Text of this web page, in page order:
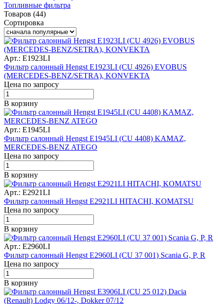
Топливные фильтра
Товаров (44)
Сортировка
Арт.: E1923LI
Фильтр салонный Hengst E1923LI (CU 4926) EVOBUS
(MERCEDES-BENZ/SETRA), KONVEKTA
Цена по запросу
В корзину
Арт.: E1945LI
Фильтр салонный Hengst E1945LI (CU 4408) KAMAZ,
MERCEDES-BENZ ATEGO
Цена по запросу
В корзину
Арт.: E2921LI
Фильтр салонный Hengst E2921LI HITACHI, KOMATSU
Цена по запросу
В корзину
Арт.: E2960LI
Фильтр салонный Hengst E2960LI (CU 37 001) Scania G, P, R
Цена по запросу
В корзину